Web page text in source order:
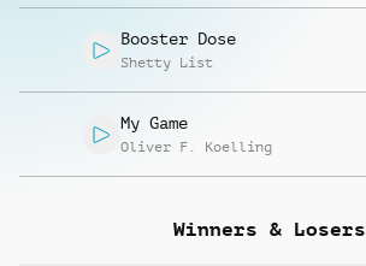
Booster Dose
Shetty List
My Game
Oliver F. Koelling
Winners & Losers